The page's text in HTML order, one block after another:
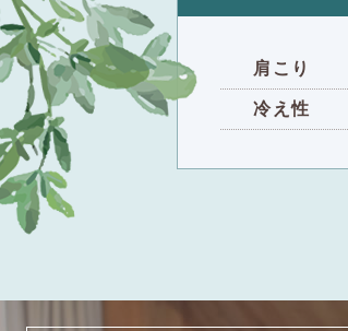
肩こり
冷え性